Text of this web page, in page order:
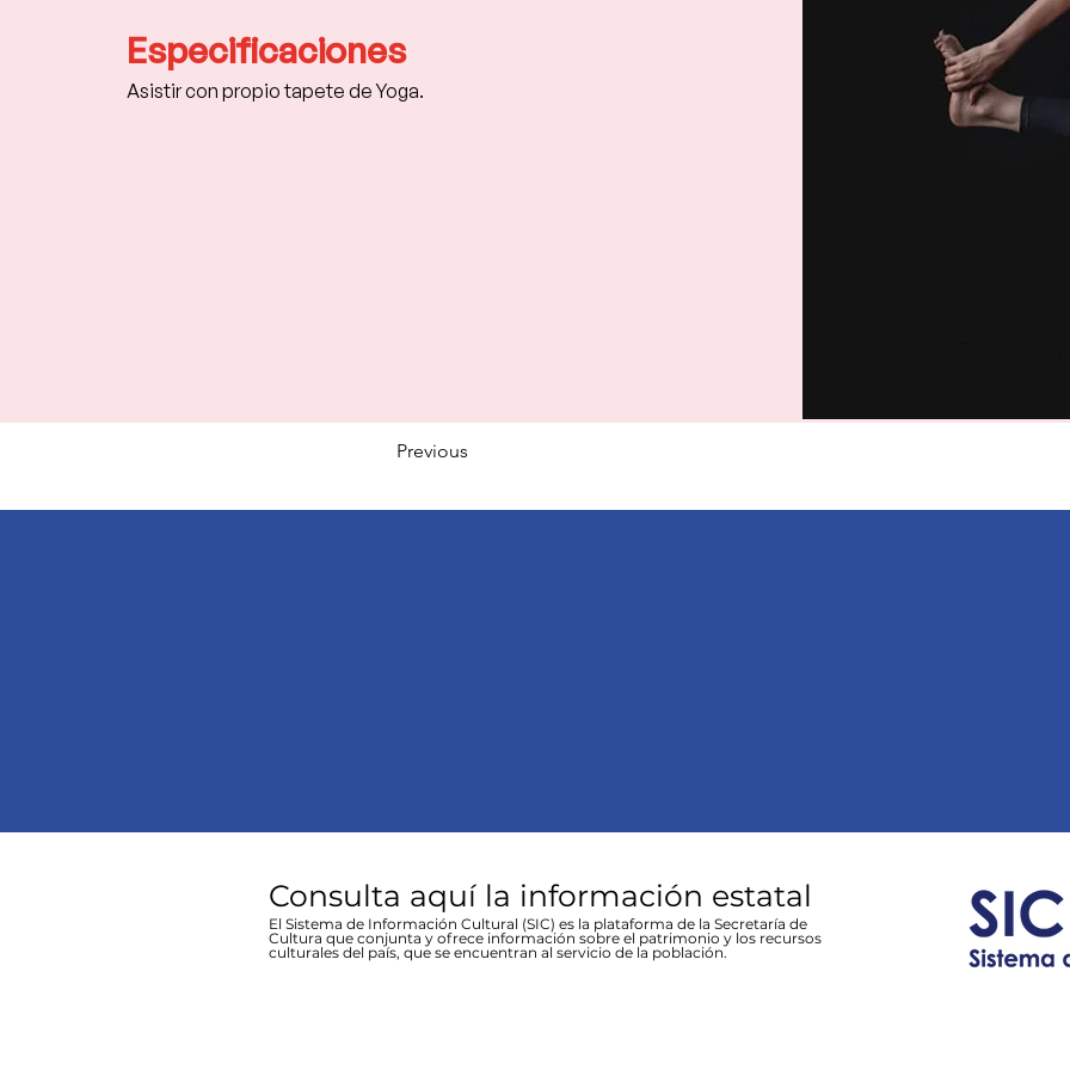
Especificaciones
Asistir con propio tapete de Yoga.
Previous
Consulta aquí la información estatal
El Sistema de Información Cultural (SIC) es la plataforma de la Secretaría de
Cultura que conjunta y ofrece información sobre el patrimonio y los recursos
culturales del país, que se encuentran al servicio de la población.